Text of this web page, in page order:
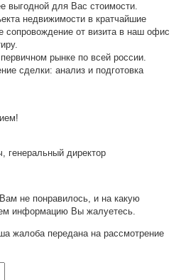
выгодной для Вас стоимости.
недвижимости в кратчайшие
сопровождение от визита в наш офис
рынке по всей россии.
сделки: анализ и подготовка
генеральный директор
не понравилось, и на какую
информацию Вы жалуетесь.
жалоба передана на рассмотрение